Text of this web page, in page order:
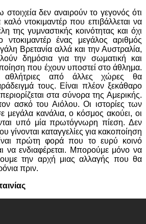
δεν αναιρούν το γεγονός ότι
ντοκιμαντέρ που επιβάλλεται να
της γυμναστικής κοινότητας και όχι
ένας μεγάλος αριθμός
Βρετανία αλλά και την Αυστραλία,
δημόσια για την σωματική και
που έχουν υποστεί στο άθλημα.
αθλήτριες από άλλες χώρες θα
τους. Είναι πλέον ξεκάθαρο
στα σύνορα της Αμερικής.
ασκό του Αιόλου. Οι ιστορίες των
μεγάλα κανάλια, ο κόσμος ακούει, οι
υπό μία πρωτόγνωρη πίεση. Δεν
γίνονται καταγγελίες για κακοποίηση
πρώτη φορά που το ευρύ κοινό
να ενδιαφέρεται. Μπορούμε μόνο να
την αρχή μιας αλλαγής που θα
πριν.